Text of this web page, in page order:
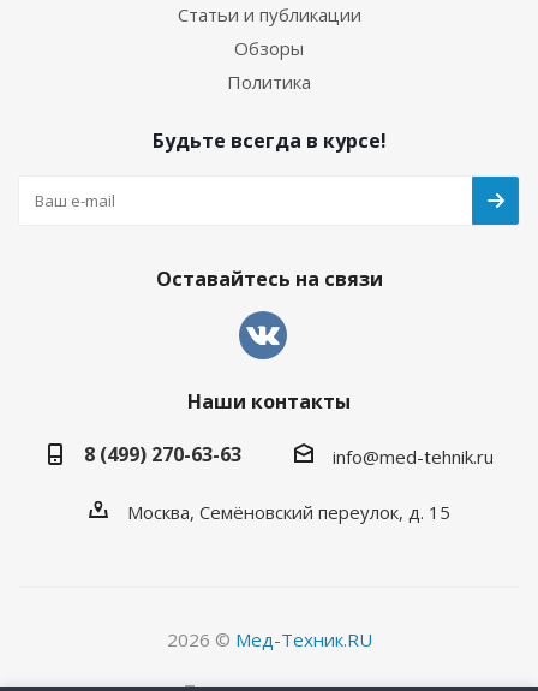
Статьи и публикации
Обзоры
Политика
Будьте всегда в курсе!
Оставайтесь на связи
Наши контакты
8 (499) 270-63-63
info@med-tehnik.ru
Москва, Семёновский переулок, д. 15
2026 © Мед-Техник.RU